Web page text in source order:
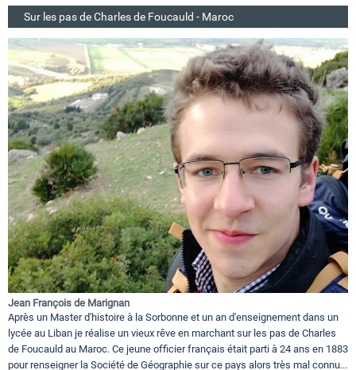
Sur les pas de Charles de Foucauld - Maroc
Jean François de Marignan
Après un Master d'histoire à la Sorbonne et un an d'enseignement dans un
lycée au Liban je réalise un vieux rêve en marchant sur les pas de Charles
de Foucauld au Maroc. Ce jeune officier français était parti à 24 ans en 1883
pour renseigner la Société de Géographie sur ce pays alors très mal connu...